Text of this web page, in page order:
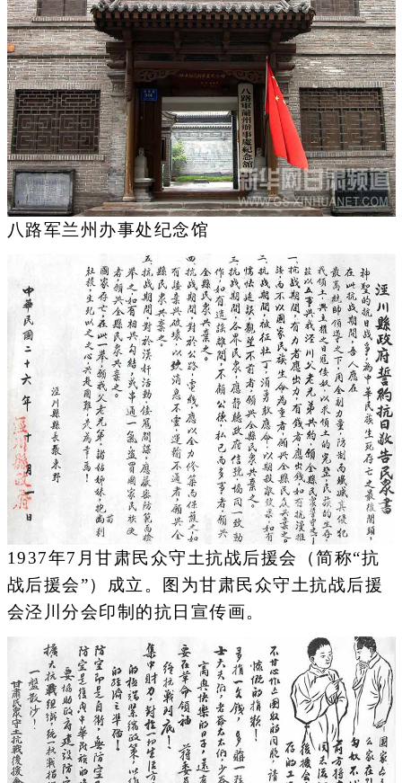
八路军兰州办事处纪念馆
1937年7月甘肃民众守土抗战后援会（简称“抗
战后援会”）成立。图为甘肃民众守土抗战后援
会泾川分会印制的抗日宣传画。